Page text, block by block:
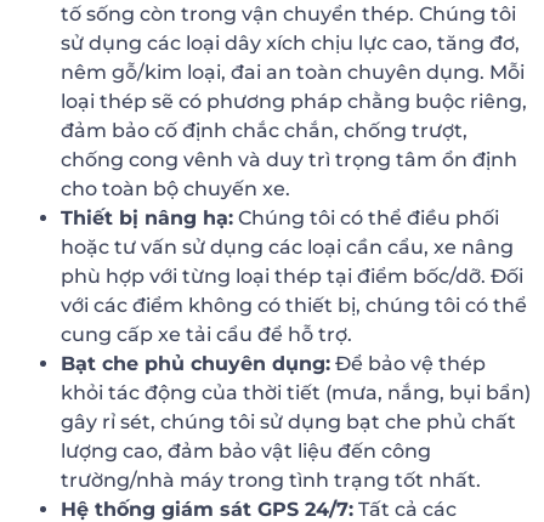
tố sống còn trong vận chuyển thép. Chúng tôi
sử dụng các loại dây xích chịu lực cao, tăng đơ,
nêm gỗ/kim loại, đai an toàn chuyên dụng. Mỗi
loại thép sẽ có phương pháp chằng buộc riêng,
đảm bảo cố định chắc chắn, chống trượt,
chống cong vênh và duy trì trọng tâm ổn định
cho toàn bộ chuyến xe.
Thiết bị nâng hạ: Chúng tôi có thể điều phối
hoặc tư vấn sử dụng các loại cần cẩu, xe nâng
phù hợp với từng loại thép tại điểm bốc/dỡ. Đối
với các điểm không có thiết bị, chúng tôi có thể
cung cấp xe tải cẩu để hỗ trợ.
Bạt che phủ chuyên dụng: Để bảo vệ thép
khỏi tác động của thời tiết (mưa, nắng, bụi bẩn)
gây rỉ sét, chúng tôi sử dụng bạt che phủ chất
lượng cao, đảm bảo vật liệu đến công
trường/nhà máy trong tình trạng tốt nhất.
Hệ thống giám sát GPS 24/7: Tất cả các